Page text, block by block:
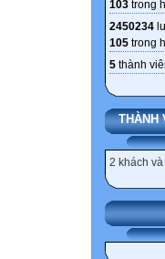
103 trong
2450234
105 trong
5 thành
THÀNH
2 khách